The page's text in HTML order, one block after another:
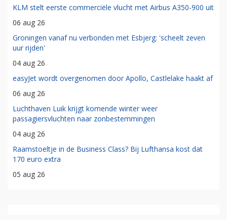
KLM stelt eerste commerciële vlucht met Airbus A350-900 uit
06 aug 26
Groningen vanaf nu verbonden met Esbjerg: 'scheelt zeven
uur rijden'
04 aug 26
easyJet wordt overgenomen door Apollo, Castlelake haakt af
06 aug 26
Luchthaven Luik krijgt komende winter weer
passagiersvluchten naar zonbestemmingen
04 aug 26
Raamstoeltje in de Business Class? Bij Lufthansa kost dat
170 euro extra
05 aug 26